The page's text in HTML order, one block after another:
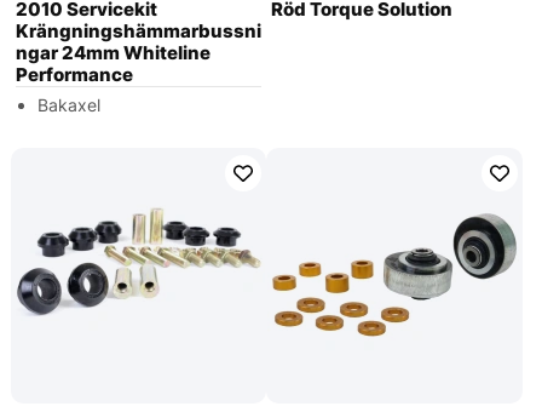
2010 Servicekit
Krängningshämmarbussni
ngar 24mm Whiteline
Performance
Bakaxel
Röd Torque Solution